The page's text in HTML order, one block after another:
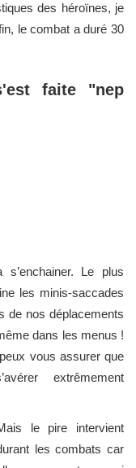
des héroïnes, je
le combat a duré 30
faite "nep
Le plus
les minis-saccades
de nos déplacements
dans les menus !
vous assurer que
extrêmement
le pire intervient
les combats car